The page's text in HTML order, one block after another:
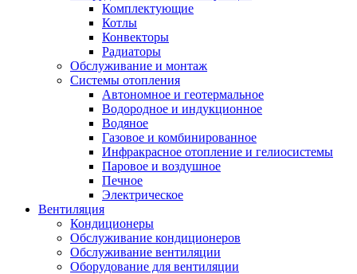
Комплектующие
Котлы
Конвекторы
Радиаторы
Обслуживание и монтаж
Системы отопления
Автономное и геотермальное
Водородное и индукционное
Водяное
Газовое и комбинированное
Инфракрасное отопление и гелиосистемы
Паровое и воздушное
Печное
Электрическое
Вентиляция
Кондиционеры
Обслуживание кондиционеров
Обслуживание вентиляции
Оборудование для вентиляции